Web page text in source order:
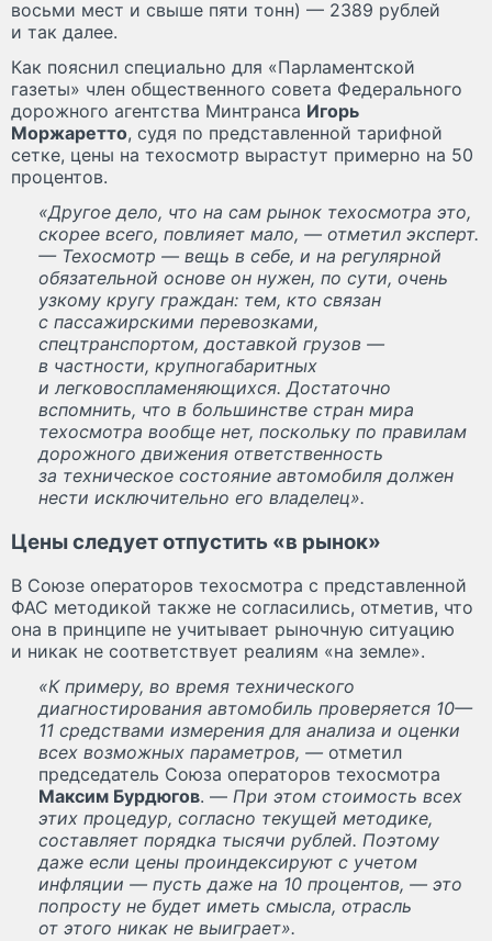
восьми мест и свыше пяти тонн) — 2389 рублей
и так далее.
Как пояснил специально для «Парламентской
газеты» член общественного совета Федерального
дорожного агентства Минтранса Игорь
Моржаретто, судя по представленной тарифной
сетке, цены на техосмотр вырастут примерно на 50
процентов.
«Другое дело, что на сам рынок техосмотра это,
скорее всего, повлияет мало, — отметил эксперт.
— Техосмотр — вещь в себе, и на регулярной
обязательной основе он нужен, по сути, очень
узкому кругу граждан: тем, кто связан
с пассажирскими перевозками,
спецтранспортом, доставкой грузов —
в частности, крупногабаритных
и легковоспламеняющихся. Достаточно
вспомнить, что в большинстве стран мира
техосмотра вообще нет, поскольку по правилам
дорожного движения ответственность
за техническое состояние автомобиля должен
нести исключительно его владелец».
Цены следует отпустить «в рынок»
В Союзе операторов техосмотра с представленной
ФАС методикой также не согласились, отметив, что
она в принципе не учитывает рыночную ситуацию
и никак не соответствует реалиям «на земле».
«К примеру, во время технического
диагностирования автомобиль проверяется 10—
11 средствами измерения для анализа и оценки
всех возможных параметров, — отметил
председатель Союза операторов техосмотра
Максим Бурдюгов. — При этом стоимость всех
этих процедур, согласно текущей методике,
составляет порядка тысячи рублей. Поэтому
даже если цены проиндексируют с учетом
инфляции — пусть даже на 10 процентов, — это
попросту не будет иметь смысла, отрасль
от этого никак не выиграет».